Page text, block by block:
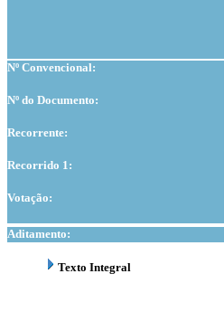
Nº Convencional:
Nº do Documento:
Recorrente:
Recorrido 1:
Votação:
Aditamento:
Texto Integral